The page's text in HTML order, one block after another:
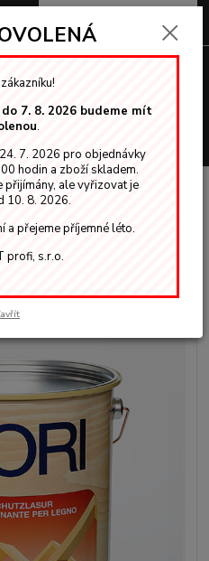
0,00 Kč
dva v jednom
GORI 40 lazura 2 v 1
v 1 odstín 7801
7. 8. 2026 budeme mít
.
7. 2026 pro objednávky
hodin a zboží skladem.
ale vyřizovat je
10. 8. 2026.
a přejeme příjemné léto.
profi, s.r.o.